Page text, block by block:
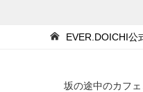
EVER.DOICHI公
坂の途中のカフ